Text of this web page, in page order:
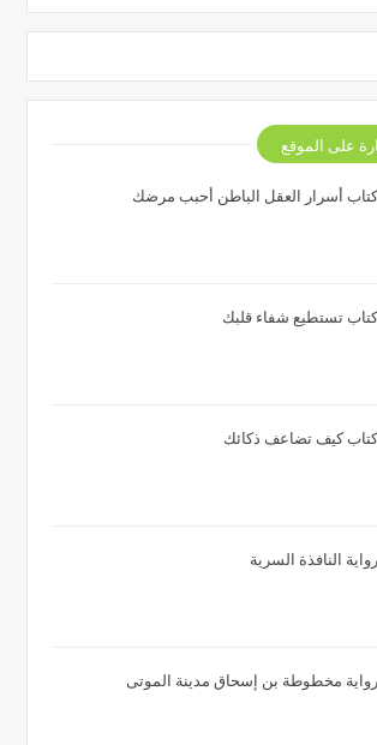
على الموقع
كتاب أسرار العقل الباطن أحبب مرضك
كتاب تستطيع شفاء قلبك
كتاب كيف تضاعف ذكائك
رواية النافذة السرية
رواية مخطوطة بن إسحاق مدينة الموتى